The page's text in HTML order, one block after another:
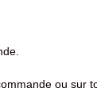
ou sur